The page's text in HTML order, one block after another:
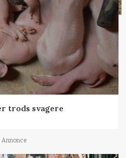
trods svagere
Annonce